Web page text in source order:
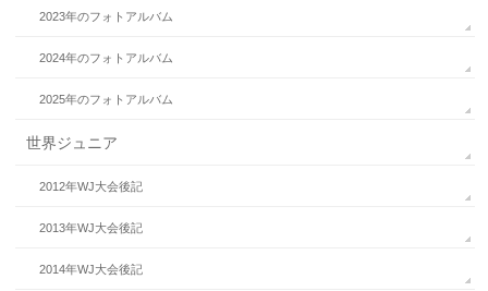
2023年のフォトアルバム
2024年のフォトアルバム
2025年のフォトアルバム
世界ジュニア
2012年WJ大会後記
2013年WJ大会後記
2014年WJ大会後記